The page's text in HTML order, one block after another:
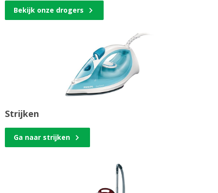
Bekijk onze drogers
Strijken
Ga naar strijken